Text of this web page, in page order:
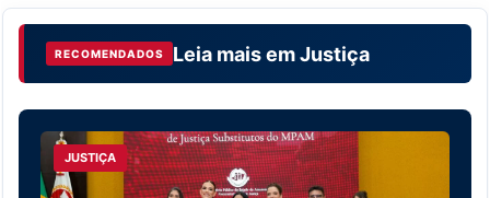
RECOMENDADOS Leia mais emJustiça
JUSTIÇA